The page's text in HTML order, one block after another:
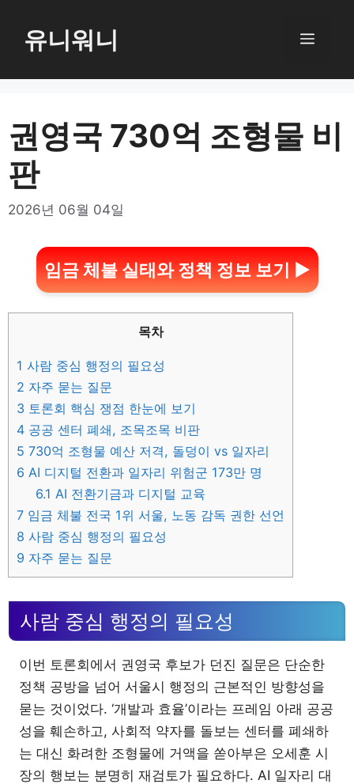
로
뛰
기
유니워니 메
권영국 730억 조형물 비
판
2026년 06월 04일
임금 체불 실태와 정책 정보 보기 ▶
목차
1 사람 중심 행정의 필요성
2 자주 묻는 질문
3 토론회 핵심 쟁점 한눈에 보기
4 공공 센터 폐쇄, 조목조목 비판
5 730억 조형물 예산 저격, 돌덩이 vs 일자리
6 AI 디지털 전환과 일자리 위험군 173만 명
6.1 AI 전환기금과 디지털 교육
7 임금 체불 전국 1위 서울, 노동 감독 권한 선언
8 사람 중심 행정의 필요성
9 자주 묻는 질문
사람 중심 행정의 필요성
이번 토론회에서 권영국 후보가 던진 질문은 단순한
정책 공방을 넘어 서울시 행정의 근본적인 방향성을
묻는 것이었다. ‘개발과 효율’이라는 프레임 아래 공공
성을 훼손하고, 사회적 약자를 돌보는 센터를 폐쇄하
는 대신 화려한 조형물에 거액을 쏟아부은 오세훈 시
장의 행보는 분명히 재검토가 필요하다. AI 일자리 대